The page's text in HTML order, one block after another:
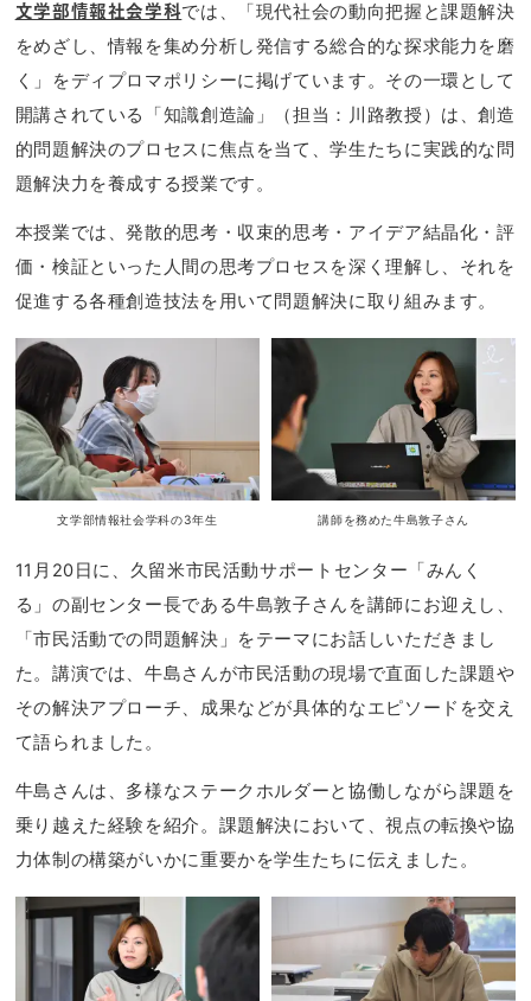
文学部情報社会学科では、「現代社会の動向把握と課題解決
をめざし、情報を集め分析し発信する総合的な探求能力を磨
く」をディプロマポリシーに掲げています。その一環として
開講されている「知識創造論」（担当：川路教授）は、創造
的問題解決のプロセスに焦点を当て、学生たちに実践的な問
題解決力を養成する授業です。
本授業では、発散的思考・収束的思考・アイデア結晶化・評
価・検証といった人間の思考プロセスを深く理解し、それを
促進する各種創造技法を用いて問題解決に取り組みます。
文学部情報社会学科の3年生 講師を務めた牛島敦子さん
11月20日に、久留米市民活動サポートセンター「みんく
る」の副センター長である牛島敦子さんを講師にお迎えし、
「市民活動での問題解決」をテーマにお話しいただきまし
た。講演では、牛島さんが市民活動の現場で直面した課題や
その解決アプローチ、成果などが具体的なエピソードを交え
て語られました。
牛島さんは、多様なステークホルダーと協働しながら課題を
乗り越えた経験を紹介。課題解決において、視点の転換や協
力体制の構築がいかに重要かを学生たちに伝えました。